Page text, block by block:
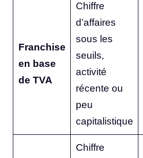
Franchise
en base
de TVA
Chiffre
d’affaires
sous les
seuils,
activité
récente ou
peu
capitalistique
Chiffre